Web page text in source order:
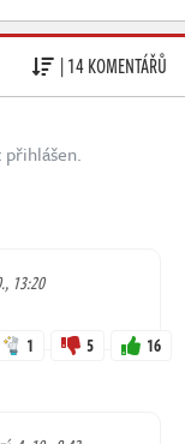
| 14 KOMENTÁŘŮ
13:20
1 5 16